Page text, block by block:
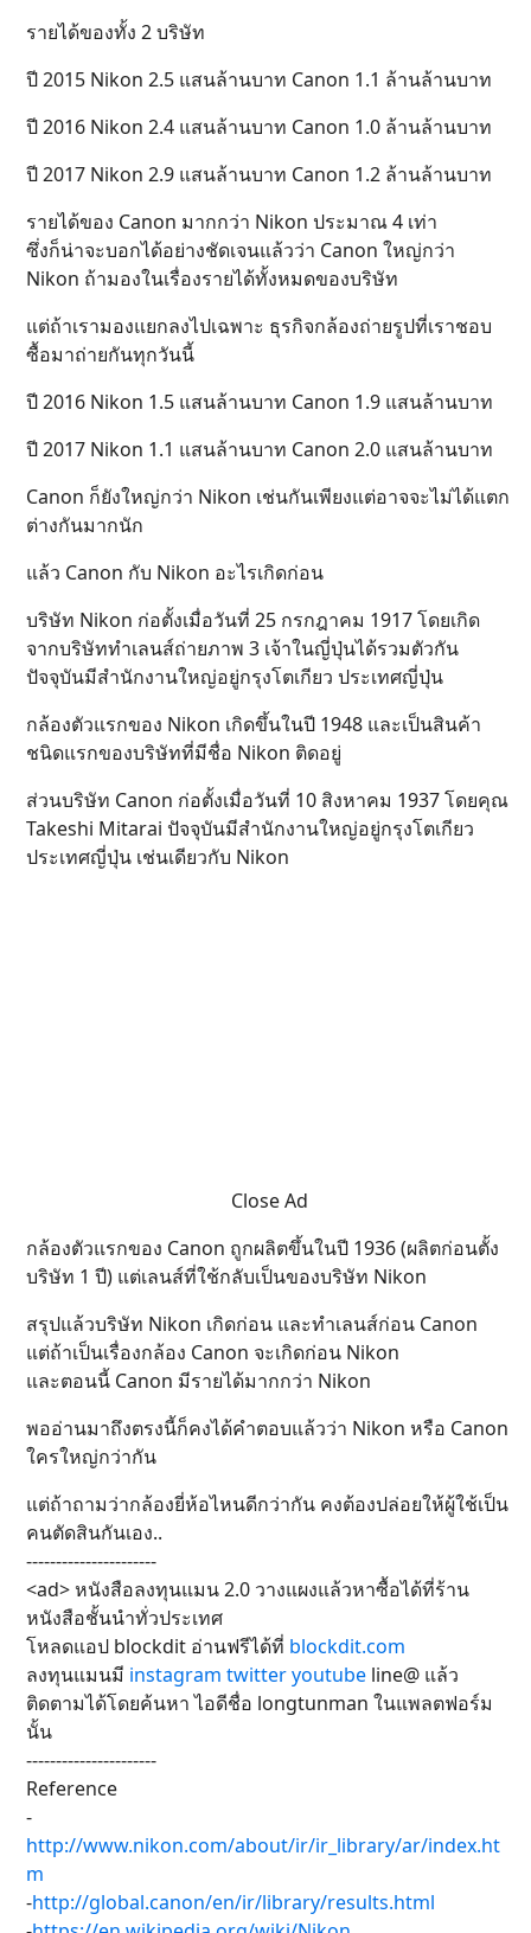
รายได้ของทั้ง 2 บริษัท
ปี 2015 Nikon 2.5 แสนล้านบาท Canon 1.1 ล้านล้านบาท
ปี 2016 Nikon 2.4 แสนล้านบาท Canon 1.0 ล้านล้านบาท
ปี 2017 Nikon 2.9 แสนล้านบาท Canon 1.2 ล้านล้านบาท
รายได้ของ Canon มากกว่า Nikon ประมาณ 4 เท่า
ซึ่งก็น่าจะบอกได้อย่างชัดเจนแล้วว่า Canon ใหญ่กว่า
Nikon ถ้ามองในเรื่องรายได้ทั้งหมดของบริษัท
แต่ถ้าเรามองแยกลงไปเฉพาะ ธุรกิจกล้องถ่ายรูปที่เราชอบ
ซื้อมาถ่ายกันทุกวันนี้
ปี 2016 Nikon 1.5 แสนล้านบาท Canon 1.9 แสนล้านบาท
ปี 2017 Nikon 1.1 แสนล้านบาท Canon 2.0 แสนล้านบาท
Canon ก็ยังใหญ่กว่า Nikon เช่นกันเพียงแต่อาจจะไม่ได้แตก
ต่างกันมากนัก
แล้ว Canon กับ Nikon อะไรเกิดก่อน
บริษัท Nikon ก่อตั้งเมื่อวันที่ 25 กรกฎาคม 1917 โดยเกิด
จากบริษัททำเลนส์ถ่ายภาพ 3 เจ้าในญี่ปุ่นได้รวมตัวกัน
ปัจจุบันมีสำนักงานใหญ่อยู่กรุงโตเกียว ประเทศญี่ปุ่น
กล้องตัวแรกของ Nikon เกิดขึ้นในปี 1948 และเป็นสินค้า
ชนิดแรกของบริษัทที่มีชื่อ Nikon ติดอยู่
ส่วนบริษัท Canon ก่อตั้งเมื่อวันที่ 10 สิงหาคม 1937 โดยคุณ
Takeshi Mitarai ปัจจุบันมีสำนักงานใหญ่อยู่กรุงโตเกียว
ประเทศญี่ปุ่น เช่นเดียวกับ Nikon
Close Ad
กล้องตัวแรกของ Canon ถูกผลิตขึ้นในปี 1936 (ผลิตก่อนตั้ง
บริษัท 1 ปี) แต่เลนส์ที่ใช้กลับเป็นของบริษัท Nikon
สรุปแล้วบริษัท Nikon เกิดก่อน และทำเลนส์ก่อน Canon
แต่ถ้าเป็นเรื่องกล้อง Canon จะเกิดก่อน Nikon
และตอนนี้ Canon มีรายได้มากกว่า Nikon
พออ่านมาถึงตรงนี้ก็คงได้คำตอบแล้วว่า Nikon หรือ Canon
ใครใหญ่กว่ากัน
แต่ถ้าถามว่ากล้องยี่ห้อไหนดีกว่ากัน คงต้องปล่อยให้ผู้ใช้เป็น
คนตัดสินกันเอง..
----------------------
<ad> หนังสือลงทุนแมน 2.0 วางแผงแล้วหาซื้อได้ที่ร้าน
หนังสือชั้นนำทั่วประเทศ
โหลดแอป blockdit อ่านฟรีได้ที่ blockdit.com
ลงทุนแมนมี instagram twitteryoutube line@ แล้ว
ติดตามได้โดยค้นหา ไอดีชื่อ longtunman ในแพลตฟอร์ม
นั้น
----------------------
Reference
-
http://www.nikon.com/about/ir/ir_library/ar/index.ht
m
-http://global.canon/en/ir/library/results.html